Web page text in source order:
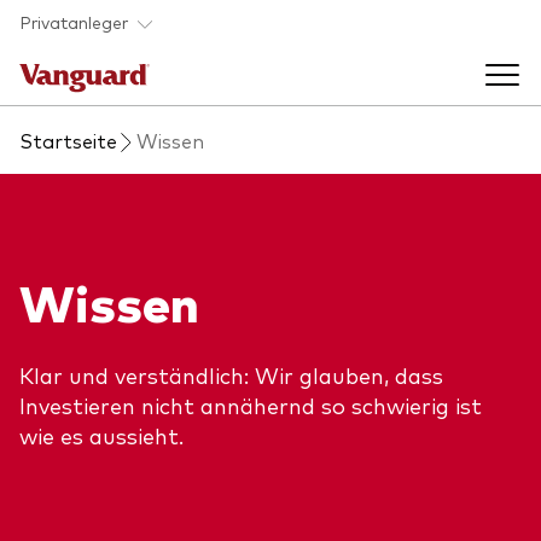
Skip to main content
Privatanleger
Indexfonds & ETFs
Produkte handeln
Produkte im Überblick
Produktliste
Back to main menu
Aktuelles
Veranstaltungen
Über uns
Startseite Wissen
Wissen
Klar und verständlich: Wir glauben, dass
Investieren nicht annähernd so schwierig ist
wie es aussieht.